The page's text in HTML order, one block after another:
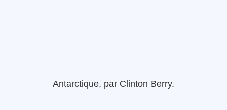
Antarctique, par Clinton Berry.